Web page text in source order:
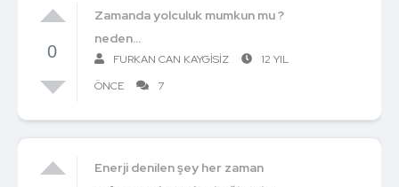
0
Zamanda yolculuk mumkun mu ?
neden...
FURKAN CAN KAYGISIZ
12 YIL
ÖNCE
7
Enerji denilen şey her zaman